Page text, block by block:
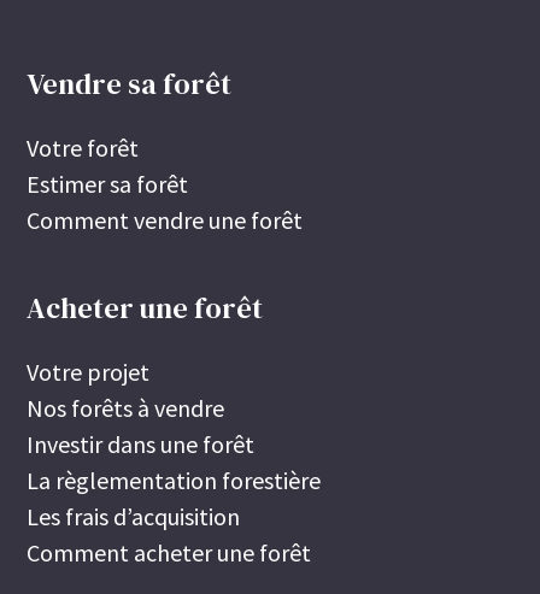
Vendre sa forêt
Votre forêt
Estimer sa forêt
Comment vendre une forêt
Acheter une forêt
Votre projet
Nos forêts à vendre
Investir dans une forêt
La règlementation forestière
Les frais d’acquisition
Comment acheter une forêt